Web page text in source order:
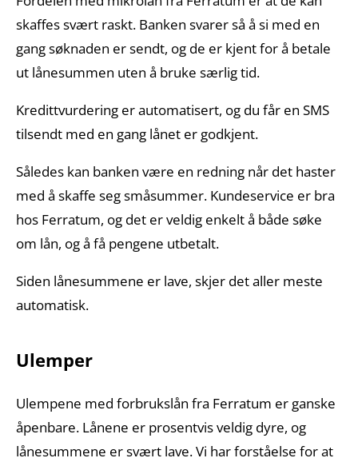
skaffes svært raskt. Banken svarer så å si med en
gang søknaden er sendt, og de er kjent for å betale
ut lånesummen uten å bruke særlig tid.
Kredittvurdering er automatisert, og du får en SMS
tilsendt med en gang lånet er godkjent.
Således kan banken være en redning når det haster
med å skaffe seg småsummer. Kundeservice er bra
hos Ferratum, og det er veldig enkelt å både søke
om lån, og å få pengene utbetalt.
Siden lånesummene er lave, skjer det aller meste
automatisk.
Ulemper
Ulempene med forbrukslån fra Ferratum er ganske
åpenbare. Lånene er prosentvis veldig dyre, og
lånesummene er svært lave. Vi har forståelse for at